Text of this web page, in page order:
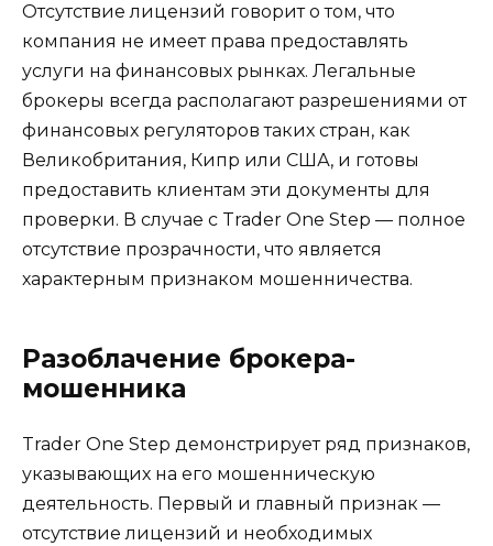
Отсутствие лицензий говорит о том, что
компания не имеет права предоставлять
услуги на финансовых рынках. Легальные
брокеры всегда располагают разрешениями от
финансовых регуляторов таких стран, как
Великобритания, Кипр или США, и готовы
предоставить клиентам эти документы для
проверки. В случае с Trader One Step — полное
отсутствие прозрачности, что является
характерным признаком мошенничества.
Разоблачение брокера-
мошенника
Trader One Step демонстрирует ряд признаков,
указывающих на его мошенническую
деятельность. Первый и главный признак —
отсутствие лицензий и необходимых